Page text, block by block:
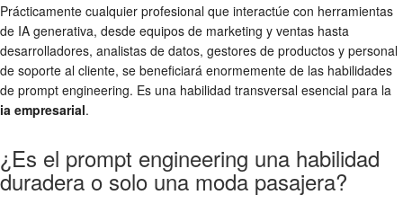
Prácticamente cualquier profesional que interactúe con herramientas
de IA generativa, desde equipos de marketing y ventas hasta
desarrolladores, analistas de datos, gestores de productos y personal
de soporte al cliente, se beneficiará enormemente de las habilidades
de prompt engineering. Es una habilidad transversal esencial para la
ia empresarial.
¿Es el prompt engineering una habilidad
duradera o solo una moda pasajera?